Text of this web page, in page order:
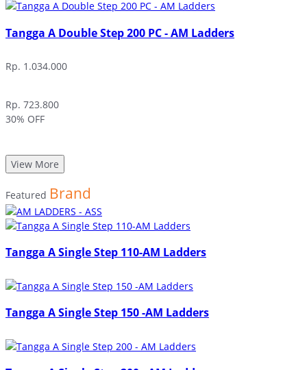
Tangga A Double Step 200 PC - AM Ladders
Rp. 1.034.000
Rp. 723.800
30% OFF
View More
Featured Brand
Tangga A Single Step 110-AM Ladders
Tangga A Single Step 150 -AM Ladders